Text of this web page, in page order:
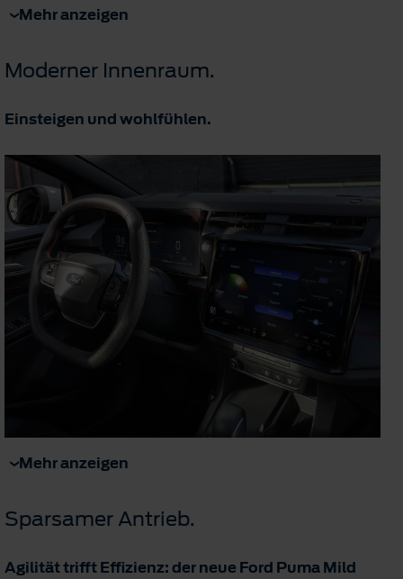
Mehr anzeigen
Moderner Innenraum.
Einsteigen und wohlfühlen.
Mehr anzeigen
Sparsamer Antrieb.
Agilität trifft Effizienz: der neue Ford Puma Mild